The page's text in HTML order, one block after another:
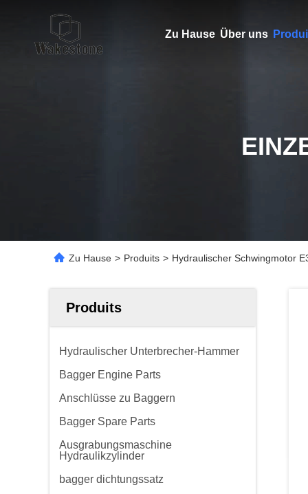
Zu Hause Über uns
Zu Hause > Produits > Hydraulischer Schwingmotor
Produits
Hydraulischer Unterbrecher-Hammer
Bagger Engine Parts
Anschlüsse zu Baggern
Bagger Spare Parts
Ausgrabungsmaschine
Hydraulikzylinder
bagger dichtungssatz